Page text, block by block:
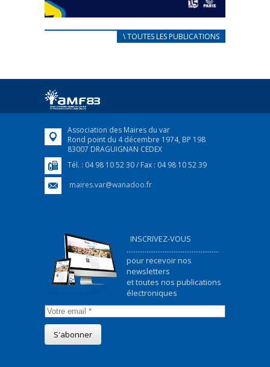
CARNET D’ACCUEIL
Afin d’accompagner au mieux les réfugiés
FEUILLETER
\ TOUTES LES PUBLICATIONS
Association des Maires du var
Rond point du 4 décembre 1974, BP 198
83007 DRAGUIGNAN CEDEX
Tél. : 04 98 10 52 30 / Fax : 04 98 10 52 39
maires.var@wanadoo.fr
INSCRIVEZ-VOUS
...................................................
pour recevoir nos
newsletters
et toutes nos publications
électroniques